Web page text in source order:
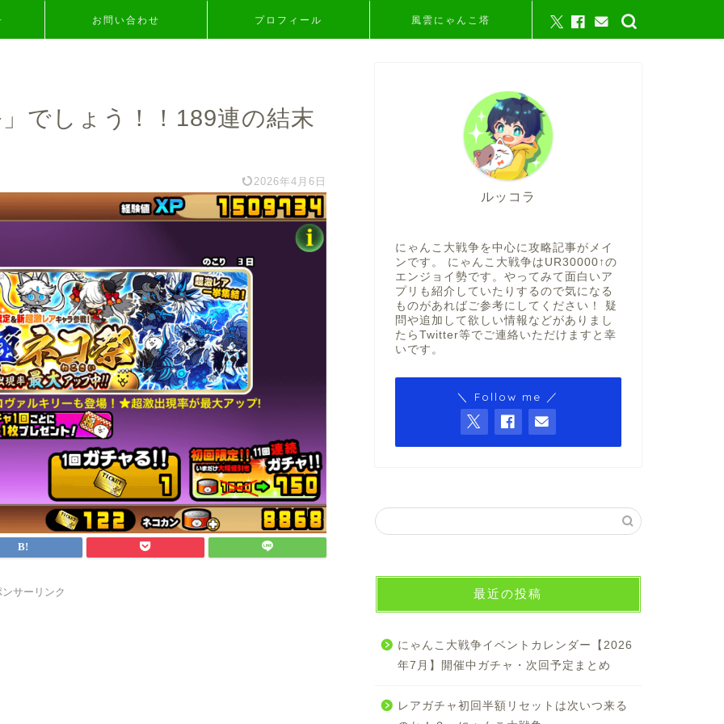
お問い合わせ プロフィール 風雲にゃんこ塔
でしょう！！189連の結末
2026年4月6日
サーリンク
ルッコラ
にゃんこ大戦争を中心に攻略記事がメイ
ンです。 にゃんこ大戦争はUR30000↑の
エンジョイ勢です。やってみて面白いア
プリも紹介していたりするので気になる
ものがあればご参考にしてください！ 疑
問や追加して欲しい情報などがありまし
たらTwitter等でご連絡いただけますと幸
いです。
＼ Follow me ／
最近の投稿
にゃんこ大戦争イベントカレンダー【2026
年7月】開催中ガチャ・次回予定まとめ
レアガチャ初回半額リセットは次いつ来る